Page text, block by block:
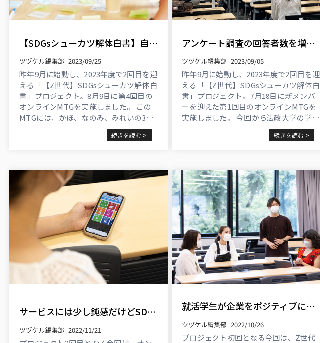
【SDGsシューカツ解体白書】自分らしく働くとは？ Z世代の関心事とその理由
ツヅケル編集部 2023/09/25
昨年9月に始動し、2023年度で2回目を迎
える「【Z世代】SDGsシューカツ解体白
書」プロジェクト。8月9日に第4回目の
オンラインMTGを実施しました。 この
MTGには、かほ、なのみ、みれいの3人
続きを読む >
アンケート調査の回答者数を増やす「精度」の高め方とは【SDGsシューカツ解体白書】
ツヅケル編集部 2023/09/05
昨年9月に始動し、2023年度で2回目を迎
える「【Z世代】SDGsシューカツ解体白
書」プロジェクト。7月18日に新メンバ
ーを迎えた第1回目のオンラインMTGを
実施しました。 今回から法政大学の学生
に加え、このプロジェクトを盛り上げる
べく新たに加わった関西学院大学の学生
続きを読む >
サービスには少し鈍感だけどSDGsウォッシュには敏感？ ...
ツヅケル編集部 2022/11/21
就活学生が企業をポジティブに判断するのはどっち？「サービス」VS「労働条件」【SDGsシューカツ解体白書】| SDGsビジネスニュース ...
ツヅケル編集部 2022/10/26
プロジェクト初回となる今回は、Z世代